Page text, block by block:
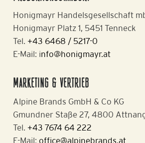
Honigmayr Handelsgesellschaft
Honigmayr Platz 1, 5451 Tenneck
Tel. +43 6468 / 5217-0
E-Mail: info@honigmayr.at
MARKETING & VERTRIEB
Alpine Brands GmbH & Co KG
Gmundner Staße 27, 4800
Tel. +43 7674 64 222
E-Mail: office@alpinebrands.at